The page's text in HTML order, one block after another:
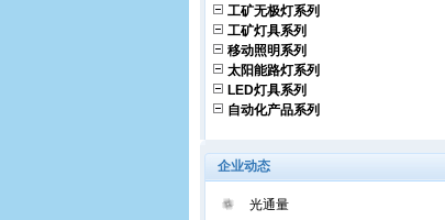
工矿无极灯系列
工矿灯具系列
移动照明系列
太阳能路灯系列
LED灯具系列
自动化产品系列
企业动态
光通量